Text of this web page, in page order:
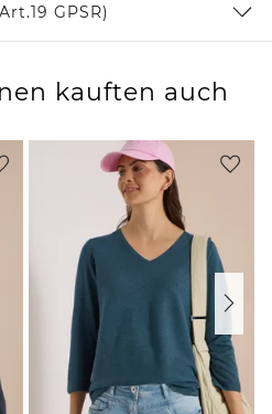
GPSR)
kauften auch